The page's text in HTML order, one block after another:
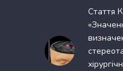
Стаття